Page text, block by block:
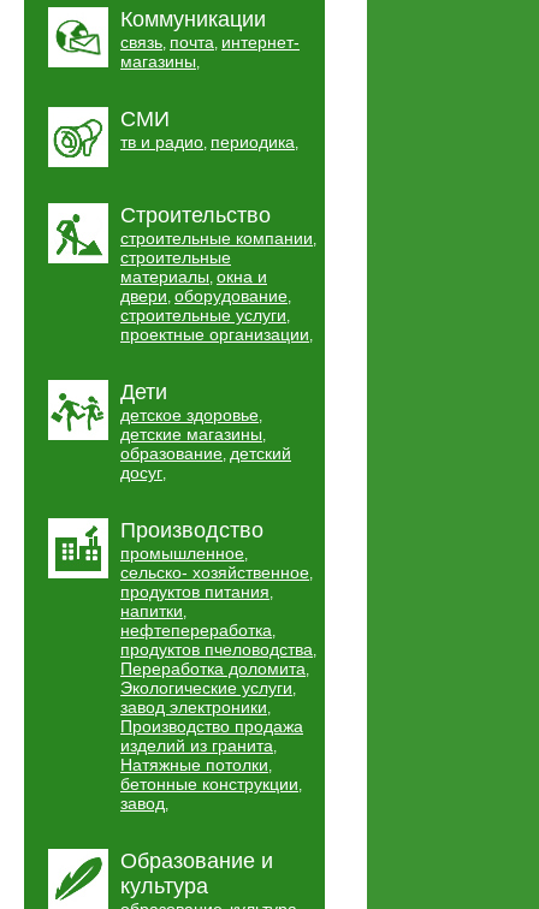
Коммуникации
связь, почта, интернет-
магазины,
СМИ
тв и радио, периодика,
Строительство
строительные компании,
строительные
материалы, окна и
двери, оборудование,
строительные услуги,
проектные организации,
Дети
детское здоровье,
детские магазины,
образование, детский
досуг,
Производство
промышленное,
сельско- хозяйственное,
продуктов питания,
напитки,
нефтепереработка,
продуктов пчеловодства,
Переработка доломита,
Экологические услуги,
завод электроники,
Производство продажа
изделий из гранита,
Натяжные потолки,
бетонные конструкции,
завод,
Образование и
культура